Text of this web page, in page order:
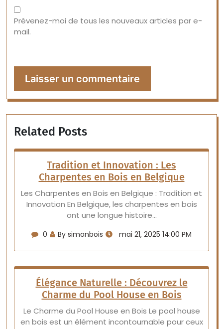
Prévenez-moi de tous les nouveaux articles par e-
mail.
Related Posts
Tradition et Innovation : Les
Charpentes en Bois en Belgique
Les Charpentes en Bois en Belgique : Tradition et
Innovation En Belgique, les charpentes en bois
ont une longue histoire…
0 By simonbois mai 21, 2025 14:00 PM
Élégance Naturelle : Découvrez le
Charme du Pool House en Bois
Le Charme du Pool House en Bois Le pool house
en bois est un élément incontournable pour ceux